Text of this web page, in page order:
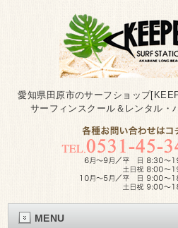
愛知県田原市のサーフショップ
サーフィンスクール＆レンタル・
MENU